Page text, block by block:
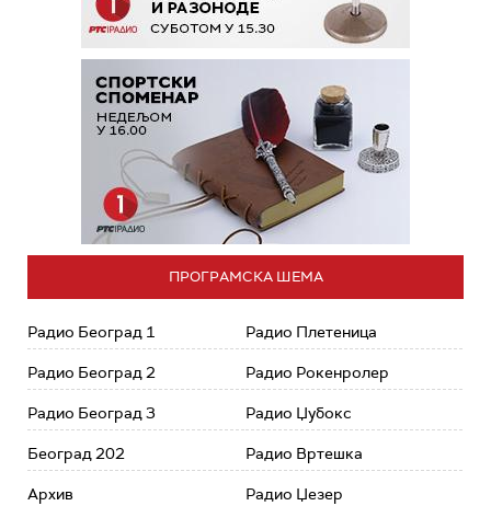
ПРОГРАМСКА ШЕМА
Радио Београд 1
Радио Београд 2
Радио Београд 3
Београд 202
Архив
Радио Плетеница
Радио Рокенролер
Радио Џубокс
Радио Вртешка
Радио Џезер